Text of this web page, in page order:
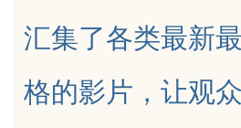
汇集了各类最新
格的影片，让观